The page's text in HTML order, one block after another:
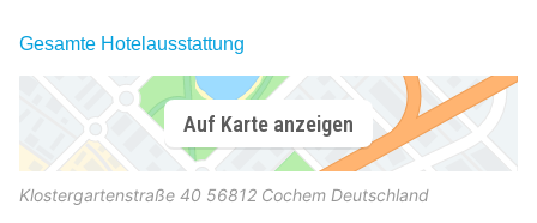
Gesamte Hotelausstattung
Auf Karte anzeigen
Klostergartenstraße 40 56812 Cochem Deutschland